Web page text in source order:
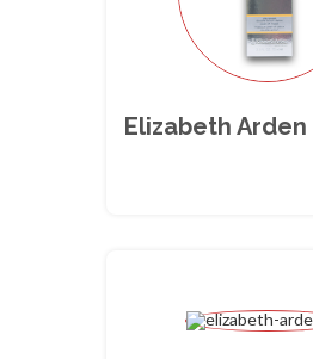
Elizabeth